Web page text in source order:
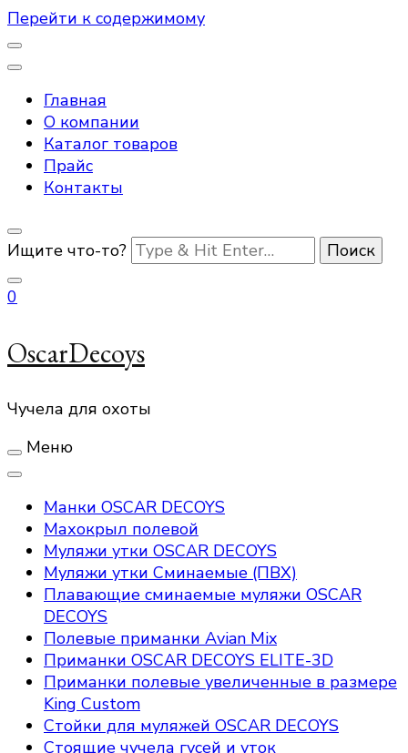
Перейти к содержимому
Главная
О компании
Каталог товаров
Прайс
Контакты
Ищите что-то?
0
OscarDecoys
Чучела для охоты
Меню
Манки OSCAR DECOYS
Махокрыл полевой
Муляжи утки OSCAR DECOYS
Муляжи утки Сминаемые (ПВХ)
Плавающие сминаемые муляжи OSCAR
DECOYS
Полевые приманки Avian Mix
Приманки OSCAR DECOYS ELITE-3D
Приманки полевые увеличенные в размере
King Custom
Стойки для муляжей OSCAR DECOYS
Стоящие чучела гусей и уток